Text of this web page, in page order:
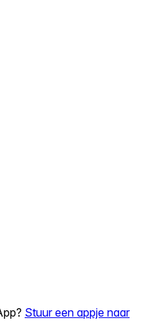
Stuur een appje naar